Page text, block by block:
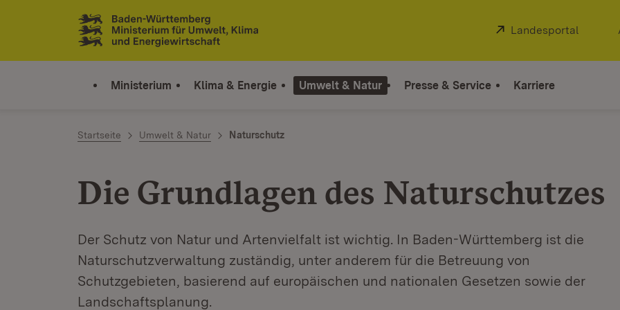
Zum Inhalt springen
Link zur Startseite
Extern:
Landesportal
Ministerium Klima & Energie Umwelt & Natur Presse & Service Karriere
Startseite Umwelt & Natur Naturschutz
Die Grundlagen des Naturschutzes
Der Schutz von Natur und Artenvielfalt ist wichtig. In Baden-Württemberg ist die
Naturschutzverwaltung zuständig, unter anderem für die Betreuung von
Schutzgebieten, basierend auf europäischen und nationalen Gesetzen sowie der
Landschaftsplanung.